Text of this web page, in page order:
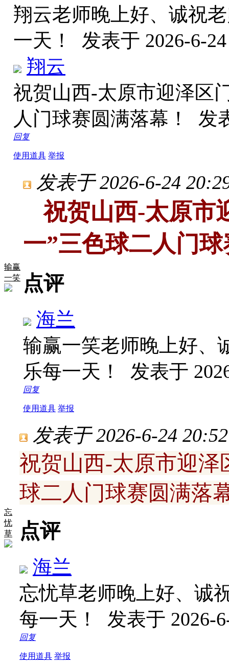
翔云老师晚上好、诚祝
一天！ 发表于 2026-6-
翔云
祝贺山西-太原市迎泽区
人门球赛圆满落幕！ 发
回复
使用道具 举报
输赢
一笑
发表于 2026-6-24
祝贺山西-太原市
一”三色球二人门
点评
海兰
输赢一笑老师晚上好、
乐每一天！ 发表于
回复
使用道具 举报
忘
忧
草
发表于 2026-6-24
祝贺山西-太原市迎泽
球二人门球赛圆满落
点评
海兰
忘忧草老师晚上好、诚
每一天！ 发表于 2026-
回复
使用道具 举报